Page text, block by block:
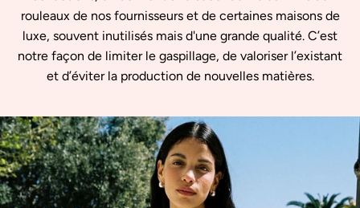
rouleaux de nos fournisseurs et de certaines maisons de
luxe, souvent inutilisés mais d'une grande qualité. C’est
notre façon de limiter le gaspillage, de valoriser l’existant
et d’éviter la production de nouvelles matières.